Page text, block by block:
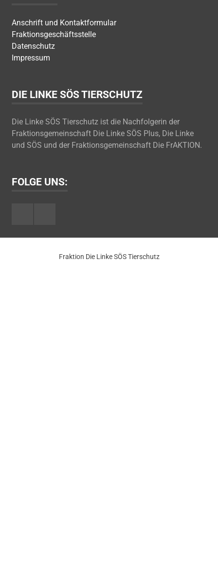
Anschrift und Kontaktformular
Fraktionsgeschäftsstelle
Datenschutz
Impressum
DIE LINKE SÖS TIERSCHUTZ
Die Linke SÖS Tierschutz ist die Nachfolgerin der
Fraktionsgemeinschaft Die Linke SÖS Plus, Die Linke
und SÖS und der Fraktionsgemeinschaft Die FrAKTION.
FOLGE UNS:
Fraktion Die Linke SÖS Tierschutz